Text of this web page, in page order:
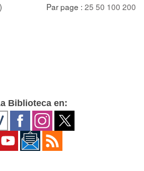
Par page : 25 50 100 200
Biblioteca en: